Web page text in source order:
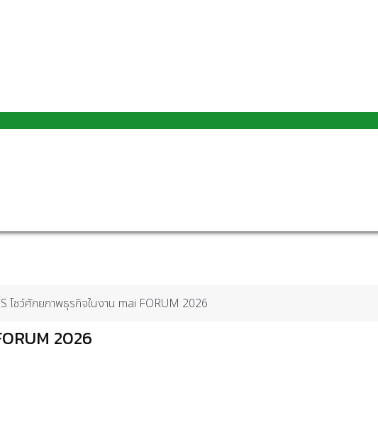
โชว์ศักยภาพธุรกิจในงาน mai FORUM 2026
2026